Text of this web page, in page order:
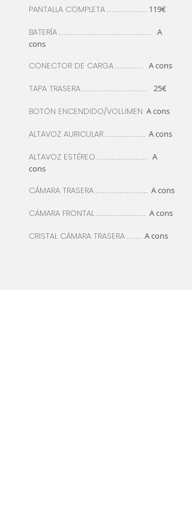
PANTALLA COMPLETA................. 119€
BATERÍA.......................................
A
cons
CONECTOR DE CARGA............ A cons
TAPA TRASERA........................... 25€
BOTÓN ENCENDIDO/VOLUMEN A cons
ALTAVOZ AURICULAR................. A cons
ALTAVOZ ESTÉREO .....................
A
cons
CÁMARA TRASERA...................... A cons
CÁMARA FRONTAL..................... A cons
CRISTAL CÁMARA TRASERA....... A cons